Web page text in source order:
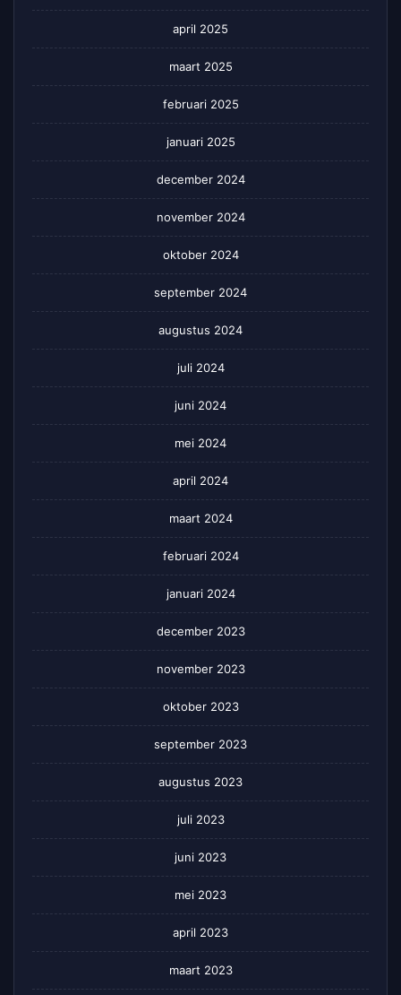
april 2025
maart 2025
februari 2025
januari 2025
december 2024
november 2024
oktober 2024
september 2024
augustus 2024
juli 2024
juni 2024
mei 2024
april 2024
maart 2024
februari 2024
januari 2024
december 2023
november 2023
oktober 2023
september 2023
augustus 2023
juli 2023
juni 2023
mei 2023
april 2023
maart 2023